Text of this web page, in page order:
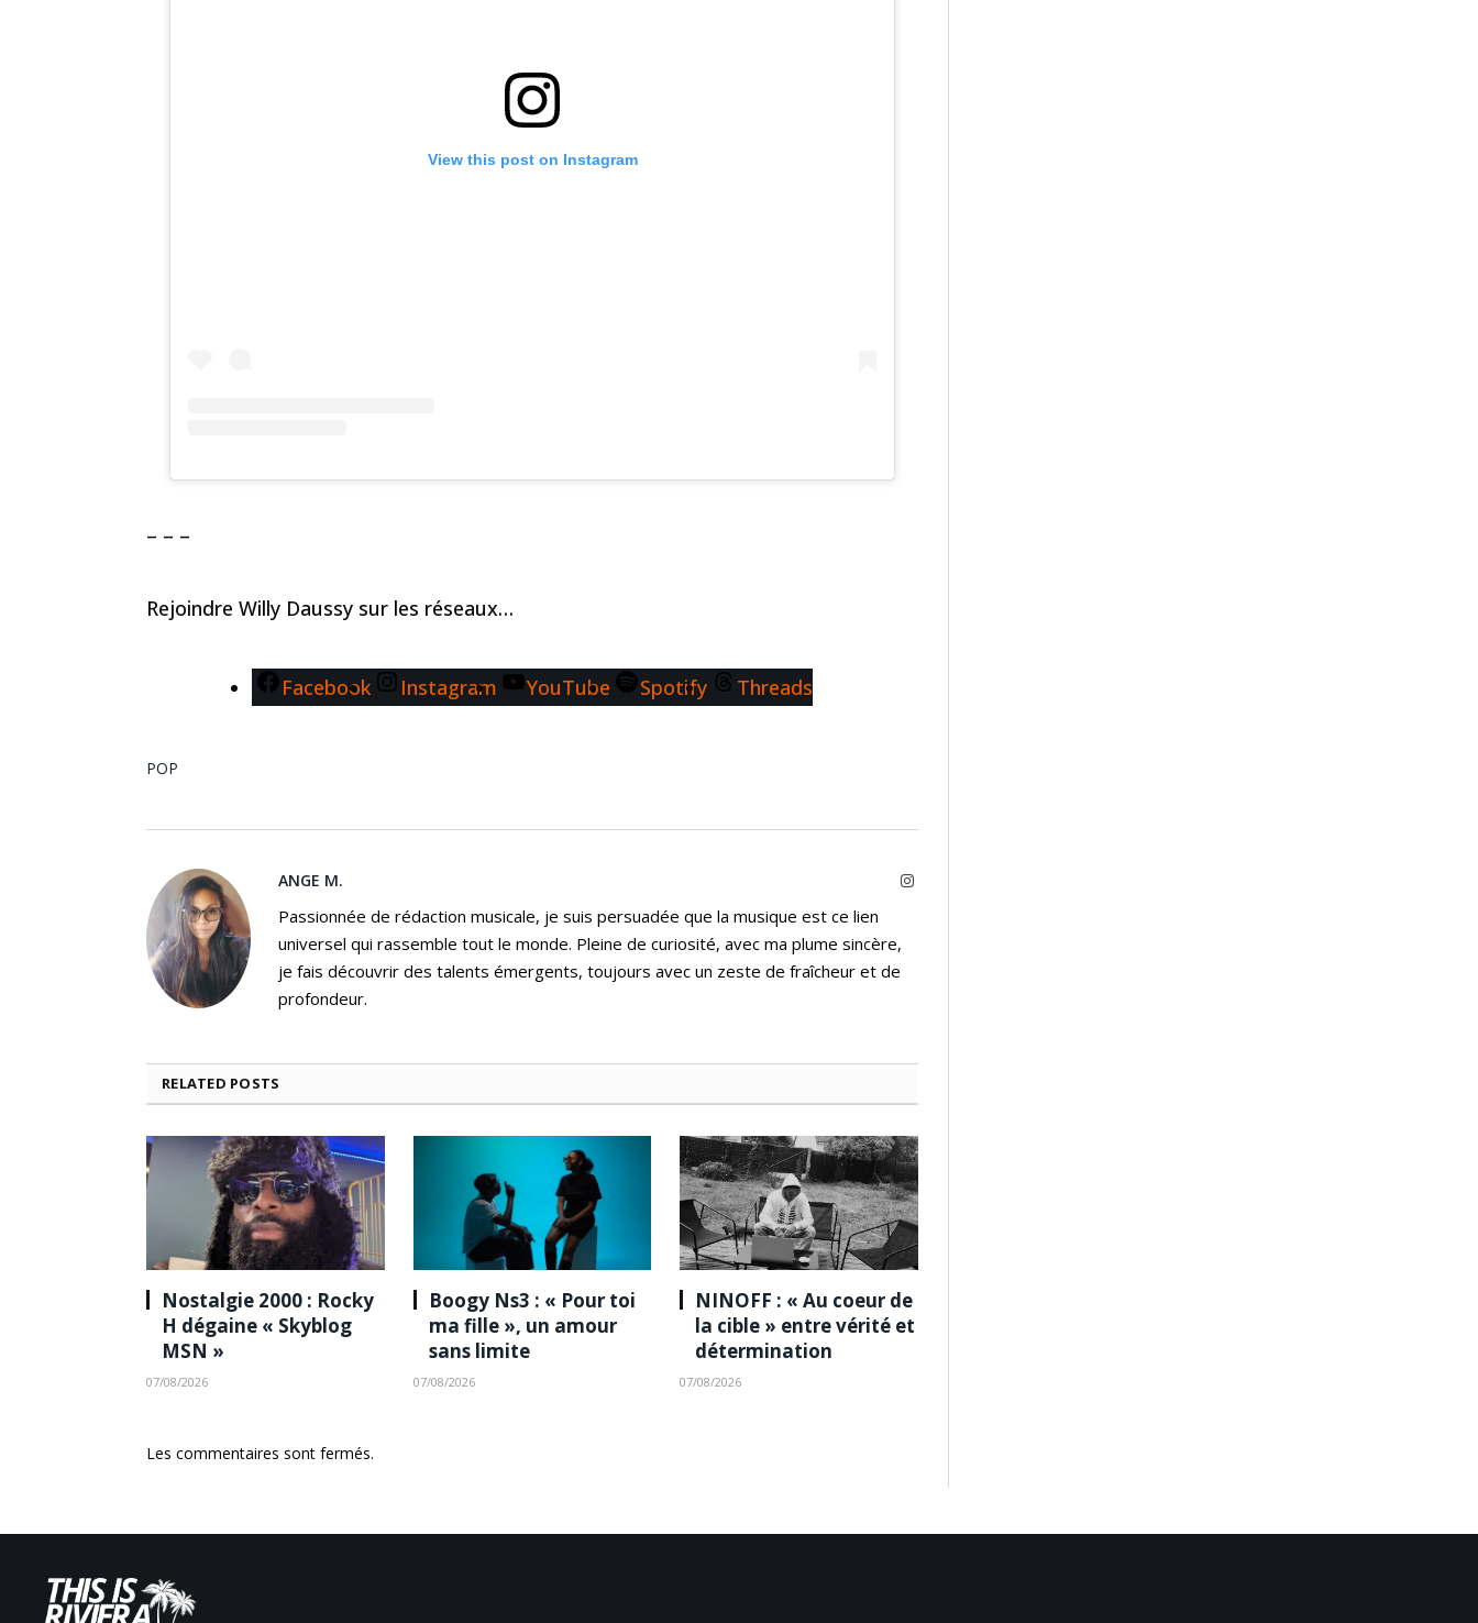
View this post on Instagram
– – –
Rejoindre Willy Daussy sur les réseaux…
Facebook Instagram YouTube Spotify Threads
POP
ANGE M. Instagram
Passionnée de rédaction musicale, je suis persuadée que la musique est ce lien
universel qui rassemble tout le monde. Pleine de curiosité, avec ma plume sincère,
je fais découvrir des talents émergents, toujours avec un zeste de fraîcheur et de
profondeur.
RELATED POSTS
Nostalgie 2000 : Rocky
H dégaine « Skyblog
MSN »
07/08/2026
Boogy Ns3 : « Pour toi
ma fille », un amour
sans limite
07/08/2026
NINOFF : « Au coeur de
la cible » entre vérité et
détermination
07/08/2026
Les commentaires sont fermés.